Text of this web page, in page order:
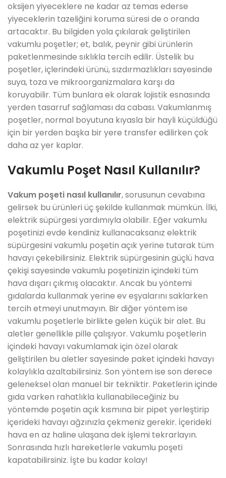
oksijen yiyeceklere ne kadar az temas ederse
yiyeceklerin tazeliğini koruma süresi de o oranda
artacaktır. Bu bilgiden yola çıkılarak geliştirilen
vakumlu poşetler; et, balık, peynir gibi ürünlerin
paketlenmesinde sıklıkla tercih edilir. Üstelik bu
poşetler, içlerindeki ürünü, sızdırmazlıkları sayesinde
suya, toza ve mikroorganizmalara karşı da
koruyabilir. Tüm bunlara ek olarak lojistik esnasında
yerden tasarruf sağlaması da cabası. Vakumlanmış
poşetler, normal boyutuna kıyasla bir hayli küçüldüğü
için bir yerden başka bir yere transfer edilirken çok
daha az yer kaplar.
Vakumlu Poşet Nasıl Kullanılır?
Vakum poşeti nasıl kullanılır, sorusunun cevabına
gelirsek bu ürünleri üç şekilde kullanmak mümkün. İlki,
elektrik süpürgesi yardımıyla olabilir. Eğer vakumlu
poşetinizi evde kendiniz kullanacaksanız elektrik
süpürgesini vakumlu poşetin açık yerine tutarak tüm
havayı çekebilirsiniz. Elektrik süpürgesinin güçlü hava
çekişi sayesinde vakumlu poşetinizin içindeki tüm
hava dışarı çıkmış olacaktır. Ancak bu yöntemi
gıdalarda kullanmak yerine ev eşyalarını saklarken
tercih etmeyi unutmayın. Bir diğer yöntem ise
vakumlu poşetlerle birlikte gelen küçük bir alet. Bu
aletler genellikle pille çalışıyor. Vakumlu poşetlerin
içindeki havayı vakumlamak için özel olarak
geliştirilen bu aletler sayesinde paket içindeki havayı
kolaylıkla azaltabilirsiniz. Son yöntem ise son derece
geleneksel olan manuel bir tekniktir. Paketlerin içinde
gıda varken rahatlıkla kullanabileceğiniz bu
yöntemde poşetin açık kısmına bir pipet yerleştirip
içerideki havayı ağzınızla çekmeniz gerekir. İçerideki
hava en az haline ulaşana dek işlemi tekrarlayın.
Sonrasında hızlı hareketlerle vakumlu poşeti
kapatabilirsiniz. İşte bu kadar kolay!